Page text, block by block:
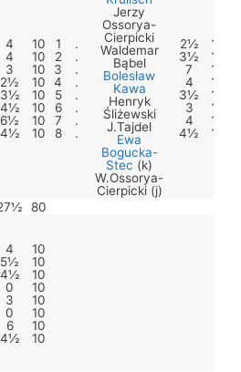
4
4
3
2½
3½
4½
6½
4½
10
10
10
10
10
10
10
10
1
2
3
4
5
6
7
8
.
.
.
.
.
.
.
.
Jerzy
Ossorya-
Cierpicki
Waldemar
Bąbel
Bolesław
Kawa
Henryk
Śliżewski
J.Tajdel
Ewa
Bogucka-
Stec (k)
W.Ossorya-
Cierpicki (j)
2½
3½
7
4
3½
3
4
4½
10
10
10
10
10
10
10
10
80
4
5½
4½
0
3
0
6
4½
10
10
10
10
10
10
10
10